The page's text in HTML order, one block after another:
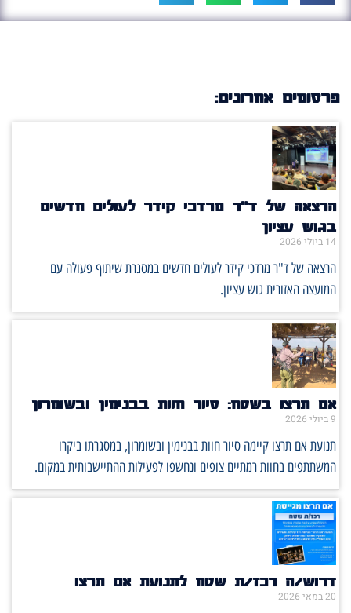
פרסומים אחרונים:
הרצאה של ד"ר מרדכי קידר לעולים חדשים
בגוש עציון
14 ביולי 2026
הרצאה של ד"ר מרדכי קידר לעולים חדשים במסגרת שיתוף פעולה עם
המועצה האזורית גוש עציון.
אם תרצו בשטח: סיור חוות בבנימין ובשומרון
9 ביולי 2026
תנועת אם תרצו קיימה סיור חוות בבנימין ובשומרון, במסגרתו ביקרו
המשתתפים בחוות רמתיים צופים ונחשפו לפעילות ההתיישבותית במקום.
דרוש/ה רכז/ת שטח לתנועת אם תרצו
20 במאי 2026